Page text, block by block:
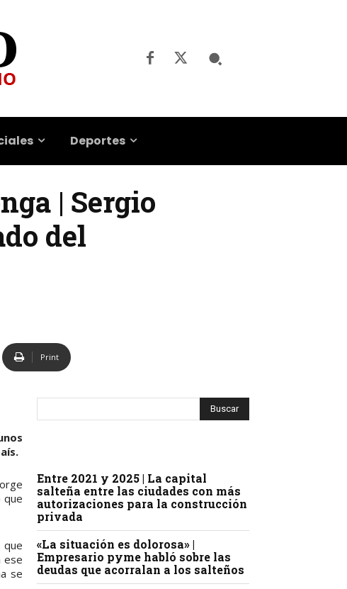
Deportes
| Sergio
del
Print
que
que
ese
se
Entre 2021 y 2025 | La capital
salteña entre las ciudades con más
autorizaciones para la construcción
privada
«La situación es dolorosa» |
Empresario pyme habló sobre las
deudas que acorralan a los salteños